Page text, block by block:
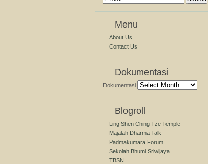
Menu
About Us
Contact Us
Dokumentasi
Dokumentasi
Blogroll
Ling Shen Ching Tze Temple
Majalah Dharma Talk
Padmakumara Forum
Sekolah Bhumi Sriwijaya
TBSN